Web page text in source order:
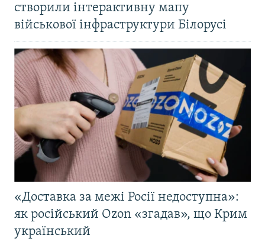
створили інтерактивну мапу
військової інфраструктури Білорусі
«Доставка за межі Росії недоступна»:
як російський Ozon «згадав», що Крим
український